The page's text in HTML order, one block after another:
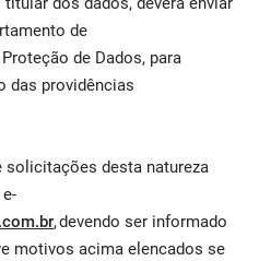
de
de Dados, para
das providências
solicitações desta natureza
, devendo ser informado
motivos acima elencados se